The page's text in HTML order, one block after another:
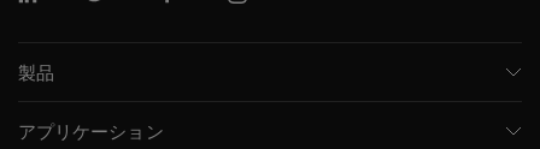
製品
キャピラリー電気泳動機器
アプリケーション